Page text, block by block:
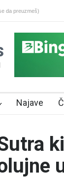
da preuzmeš)
Najave